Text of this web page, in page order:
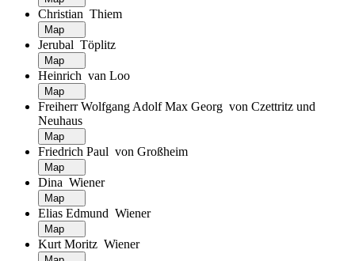
Christian Thiem
Jerubal Töplitz
Heinrich van Loo
Freiherr Wolfgang Adolf Max Georg von Czettritz und
Neuhaus
Friedrich Paul von Großheim
Dina Wiener
Elias Edmund Wiener
Kurt Moritz Wiener